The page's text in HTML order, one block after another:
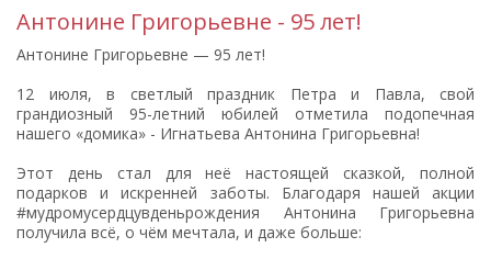
Антонине Григорьевне - 95 лет!
Антонине Григорьевне — 95 лет!
12 июля, в светлый праздник Петра и Павла, свой
грандиозный 95-летний юбилей отметила подопечная
нашего «домика» - Игнатьева Антонина Григорьевна!
Этот день стал для неё настоящей сказкой, полной
подарков и искренней заботы. Благодаря нашей акции
#мудромусердцувденьрождения Антонина Григорьевна
получила всё, о чём мечтала, и даже больше: